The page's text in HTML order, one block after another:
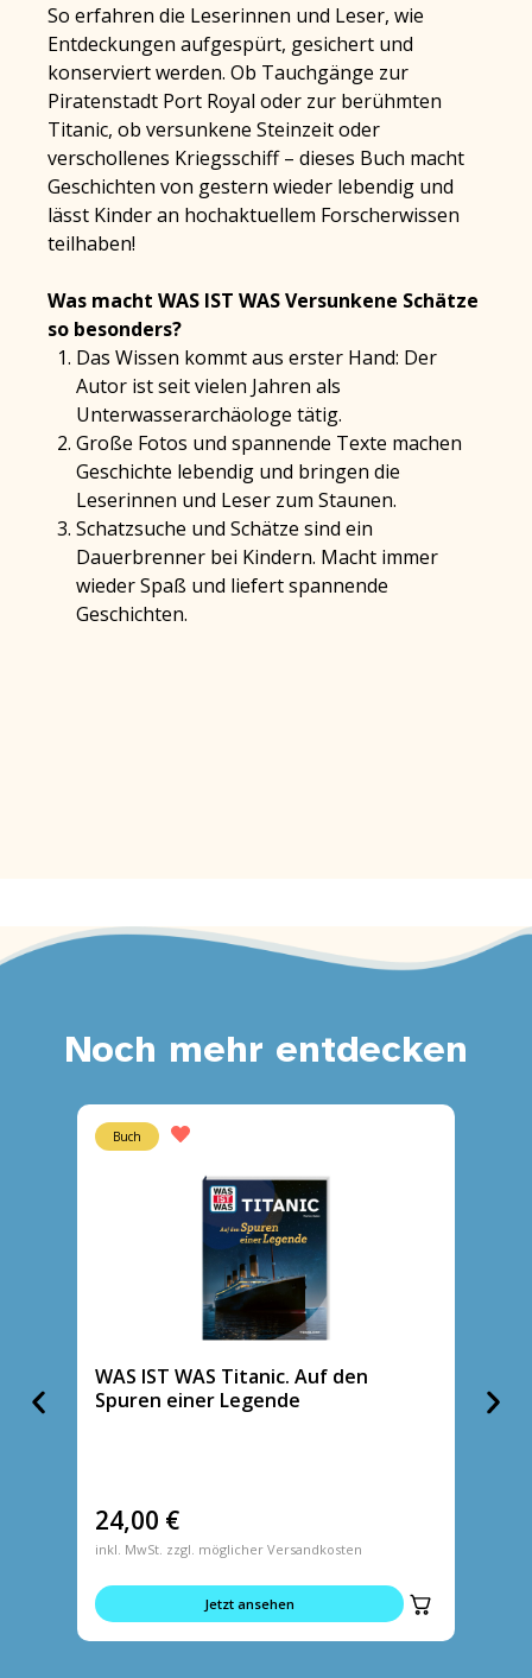
So erfahren die Leserinnen und Leser, wie
Entdeckungen aufgespürt, gesichert und
konserviert werden. Ob Tauchgänge zur
Piratenstadt Port Royal oder zur berühmten
Titanic, ob versunkene Steinzeit oder
verschollenes Kriegsschiff – dieses Buch macht
Geschichten von gestern wieder lebendig und
lässt Kinder an hochaktuellem Forscherwissen
teilhaben!
Was macht WAS IST WAS Versunkene Schätze
so besonders?
Das Wissen kommt aus erster Hand: Der
Autor ist seit vielen Jahren als
Unterwasserarchäologe tätig.
Große Fotos und spannende Texte machen
Geschichte lebendig und bringen die
Leserinnen und Leser zum Staunen.
Schatzsuche und Schätze sind ein
Dauerbrenner bei Kindern. Macht immer
wieder Spaß und liefert spannende
Geschichten.
Noch mehr entdecken
Buch
WAS IST WAS Titanic. Auf den
Spuren einer Legende
24,00 €
inkl. MwSt. zzgl. möglicher Versandkosten
Jetzt ansehen
die